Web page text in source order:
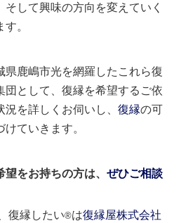
して興味の方向を変えていく
。
県鹿嶋市光を網羅したこれら復
団として、復縁を希望するご依
況を詳しくお伺いし、復縁の可
ていきます。
望をお持ちの方は、ぜひご相談
、復縁したい®は復縁屋株式会社